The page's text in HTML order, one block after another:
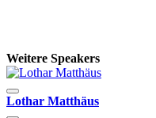
Weitere Speakers
Lothar Matthäus